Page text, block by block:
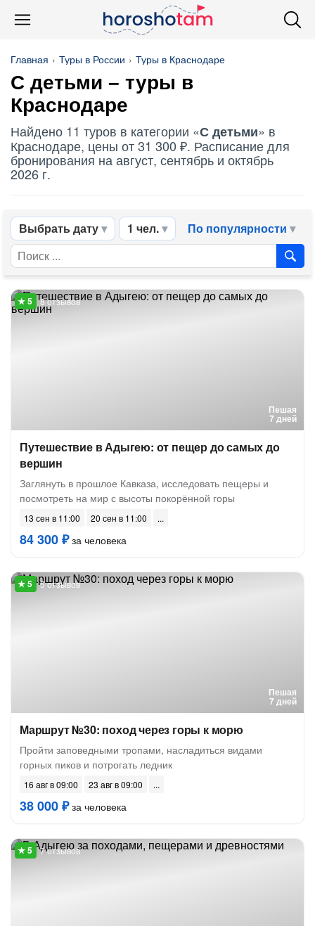
Главная Туры в России Туры в Краснодаре
С детьми – туры в
Краснодаре
Найдено 11 туров в категории «С детьми» в
Краснодаре, цены от 31 300 ₽. Расписание для
бронирования на август, сентябрь и октябрь
2026 г.
Выбрать дату 1 чел. По популярности
Пешая
7 дней
8 отзывов
Путешествие в Адыгею: от пещер до самых до
вершин
Заглянуть в прошлое Кавказа, исследовать пещеры и
посмотреть на мир с высоты покорённой горы
13 сен в 11:00 20 сен в 11:00
84 300 ₽за человека
Пешая
7 дней
5 отзывов
Маршрут №30: поход через горы к морю
Пройти заповедными тропами, насладиться видами
горных пиков и потрогать ледник
16 авг в 09:00 23 авг в 09:00
38 000 ₽за человека
7 отзывов